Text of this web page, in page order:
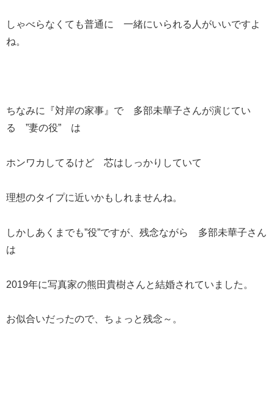
しゃべらなくても普通に 一緒にいられる人がいいですよ
ね。
ちなみに『対岸の家事』で 多部未華子さんが演じてい
る ”妻の役” は
ホンワカしてるけど 芯はしっかりしていて
理想のタイプに近いかもしれませんね。
しかしあくまでも”役”ですが、残念ながら 多部未華子さん
は
2019年に写真家の熊田貴樹さんと結婚されていました。
お似合いだったので、ちょっと残念～。